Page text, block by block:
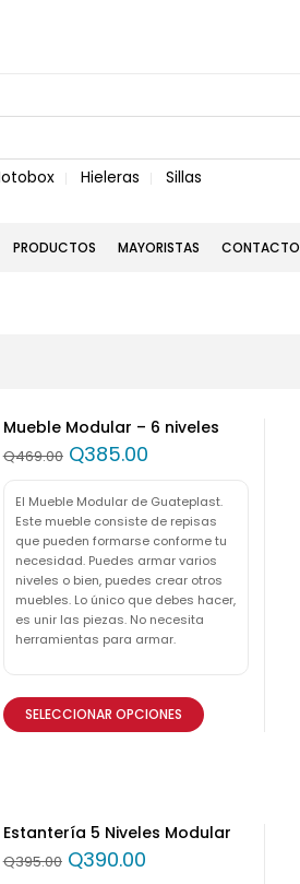
Hieleras Sillas
PRODUCTOS MAYORISTAS CONTACTO
Mueble Modular – 6 niveles
Q469.00 Q385.00
El Mueble Modular de Guateplast.
Este mueble consiste de repisas
que pueden formarse conforme tu
necesidad. Puedes armar varios
niveles o bien, puedes crear otros
muebles. Lo único que debes hacer,
es unir las piezas. No necesita
herramientas para armar.
SELECCIONAR OPCIONES
Estantería 5 Niveles Modular
Q395.00 Q390.00